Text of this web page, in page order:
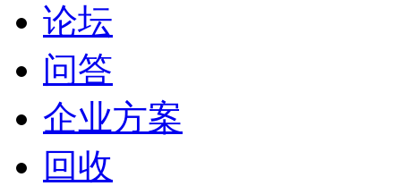
论坛
问答
企业方案
回收